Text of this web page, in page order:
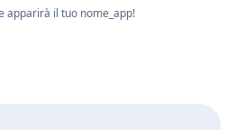
apparirà il tuo nome_app!